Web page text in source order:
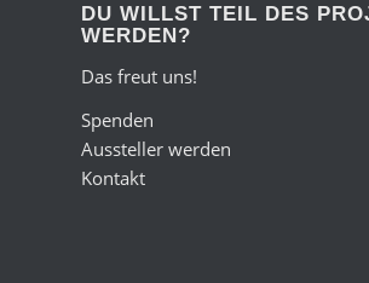
DU WILLST TEIL DES
WERDEN?
Das freut uns!
Spenden
Aussteller werden
Kontakt